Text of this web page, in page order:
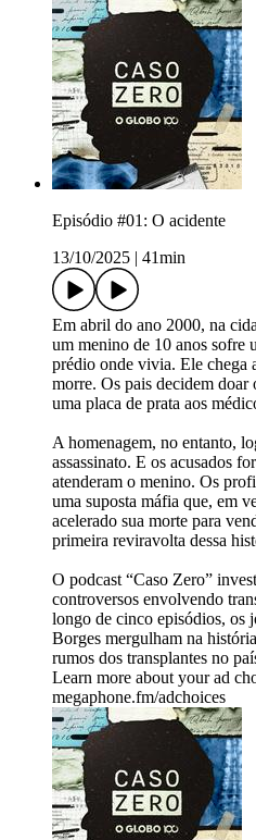
Episódio #01: O acidente
13/10/2025
41min
Em abril do ano 2000, na
um menino de 10 anos sofre
prédio onde vivia. Ele chega
morre. Os pais decidem
uma placa de prata aos
A homenagem, no entanto,
assassinato. E os acusados
atenderam o menino. Os
uma suposta máfia que, em
acelerado sua morte para
primeira reviravolta dessa
O podcast “Caso Zero”
controversos envolvendo
longo de cinco episódios, os
Borges mergulham na
rumos dos transplantes no
Learn more about your ad
megaphone.fm/adchoices